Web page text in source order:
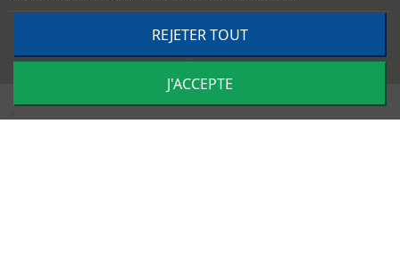
TRACTO PIÈCES - Conception & réalisation :
Impulsion
REJETER TOUT
J'ACCEPTE